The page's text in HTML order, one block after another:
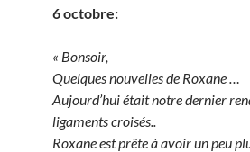
6 octobre:
« Bonsoir,
Quelques nouvelles de Roxane …
Aujourd’hui était notre dernier
ligaments croisés..
Roxane est prête à avoir un peu